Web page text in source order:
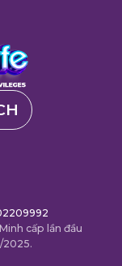
cấp lần đầu
2025.